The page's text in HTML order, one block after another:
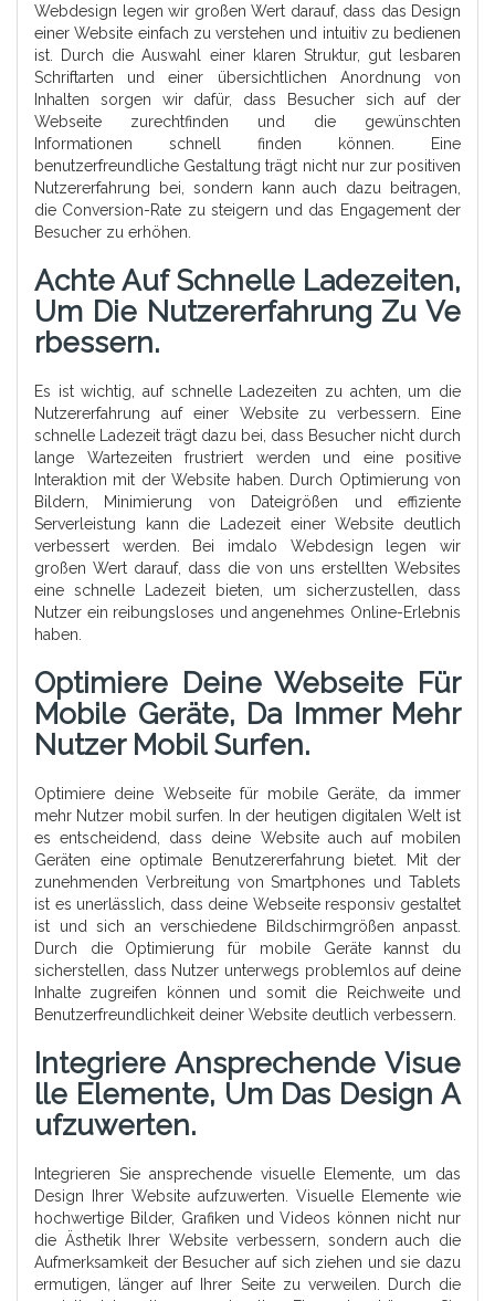
Webdesign legen wir großen Wert darauf, dass das Design
einer Website einfach zu verstehen und intuitiv zu bedienen
ist. Durch die Auswahl einer klaren Struktur, gut lesbaren
Schriftarten und einer übersichtlichen Anordnung von
Inhalten sorgen wir dafür, dass Besucher sich auf der
Webseite zurechtfinden und die gewünschten
Informationen schnell finden können. Eine
benutzerfreundliche Gestaltung trägt nicht nur zur positiven
Nutzererfahrung bei, sondern kann auch dazu beitragen,
die Conversion-Rate zu steigern und das Engagement der
Besucher zu erhöhen.
Achte Auf Schnelle Ladezeiten,
Um Die Nutzererfahrung Zu Ve
Rbessern.
Es ist wichtig, auf schnelle Ladezeiten zu achten, um die
Nutzererfahrung auf einer Website zu verbessern. Eine
schnelle Ladezeit trägt dazu bei, dass Besucher nicht durch
lange Wartezeiten frustriert werden und eine positive
Interaktion mit der Website haben. Durch Optimierung von
Bildern, Minimierung von Dateigrößen und effiziente
Serverleistung kann die Ladezeit einer Website deutlich
verbessert werden. Bei imdalo Webdesign legen wir
großen Wert darauf, dass die von uns erstellten Websites
eine schnelle Ladezeit bieten, um sicherzustellen, dass
Nutzer ein reibungsloses und angenehmes Online-Erlebnis
haben.
Optimiere Deine Webseite Für
Mobile Geräte, Da Immer Mehr
Nutzer Mobil Surfen.
Optimiere deine Webseite für mobile Geräte, da immer
mehr Nutzer mobil surfen. In der heutigen digitalen Welt ist
es entscheidend, dass deine Website auch auf mobilen
Geräten eine optimale Benutzererfahrung bietet. Mit der
zunehmenden Verbreitung von Smartphones und Tablets
ist es unerlässlich, dass deine Webseite responsiv gestaltet
ist und sich an verschiedene Bildschirmgrößen anpasst.
Durch die Optimierung für mobile Geräte kannst du
sicherstellen, dass Nutzer unterwegs problemlos auf deine
Inhalte zugreifen können und somit die Reichweite und
Benutzerfreundlichkeit deiner Website deutlich verbessern.
Integriere Ansprechende Visue
Lle Elemente, Um Das Design A
Ufzuwerten.
Integrieren Sie ansprechende visuelle Elemente, um das
Design Ihrer Website aufzuwerten. Visuelle Elemente wie
hochwertige Bilder, Grafiken und Videos können nicht nur
die Ästhetik Ihrer Website verbessern, sondern auch die
Aufmerksamkeit der Besucher auf sich ziehen und sie dazu
ermutigen, länger auf Ihrer Seite zu verweilen. Durch die